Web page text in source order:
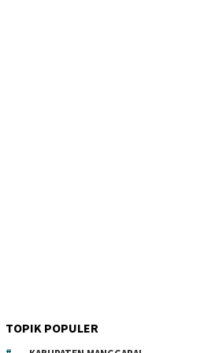
TOPIK POPULER